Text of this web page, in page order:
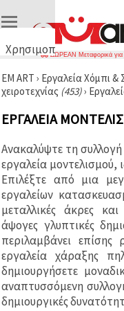
Χρησιμοποιούμε
🍪
Χρησιμοποιούμε
παρόμοιες
τεχνολογίες
διασφαλίσουμε
τη σωστή
λειτουργία
του
ιστότοπου,
βελτιώσουμε
την
εμπειρία
σας και, με
τη
συγκατάθεσή
σας, να
αναλύουμε
την
ΔΩΡΕΑΝ Μεταφορικά για
EM ART › Εργαλεία Χόμπι &
χειροτεχνίας (453)›
ΕΡΓΑΛΕΊΑ
Ανακαλύψτε τη
εργαλεία μοντελισμού,
Επιλέξτε από μια
εργαλείων
μεταλλικές άκρες
άψογες γλυπτικές
περιλαμβάνει
εργαλεία χάραξης
δημιουργήσετε
αναπτυσσόμενη
δημιουργικές